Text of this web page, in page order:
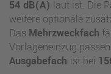
54 dB(A) laut ist. Die
weitere optionale
Das Mehrzweckfach
Vorlageneinzug
Ausgabefach ist bei